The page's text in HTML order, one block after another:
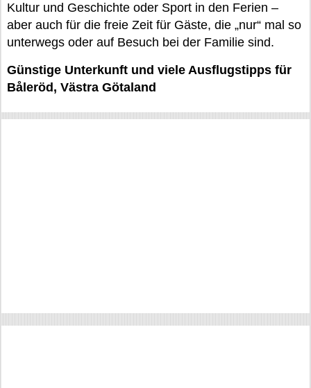
Kultur und Geschichte oder Sport in den Ferien –
aber auch für die freie Zeit für Gäste, die „nur“ mal so
unterwegs oder auf Besuch bei der Familie sind.
Günstige Unterkunft und viele Ausflugstipps für
Båleröd, Västra Götaland